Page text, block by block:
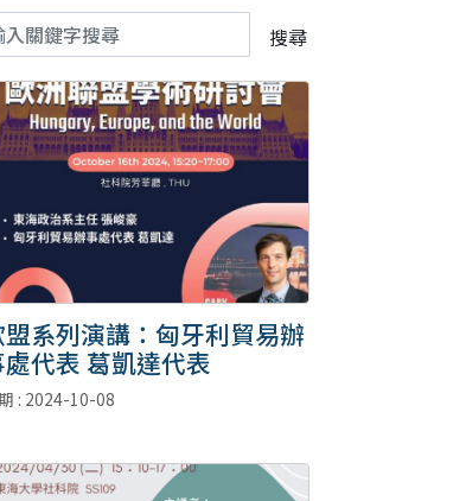
搜尋
系列演講：匈牙利貿易辦
代表 葛凱達代表
: 2024-10-08